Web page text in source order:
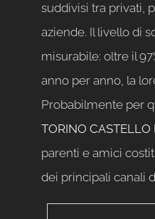
suddivisi tra privati,
aziende. Il livello di
misurabile: oltre il
anno per anno, la
Probabilmente per
TORINO CASTELLO
parenti e amici
dei principali canali